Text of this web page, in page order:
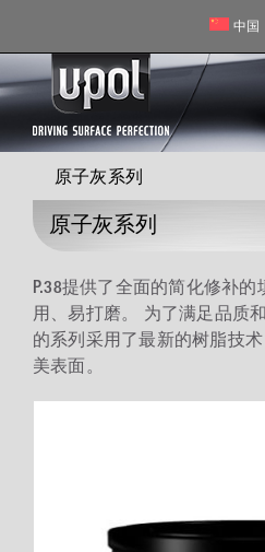
content
中国
原子灰系列
原子灰系列
P.38提供了全面的简化修补
用、易打磨。 为了满足品质
的系列采用了最新的树脂技
美表面。